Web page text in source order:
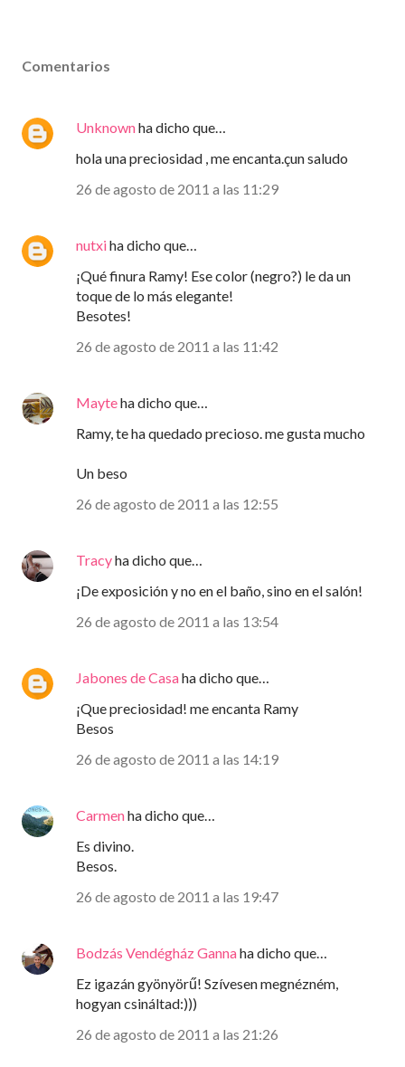
Comentarios
Unknownha dicho que…
hola una preciosidad , me encanta.çun saludo
26 de agosto de 2011 a las 11:29
nutxiha dicho que…
¡Qué finura Ramy! Ese color (negro?) le da un
toque de lo más elegante!
Besotes!
26 de agosto de 2011 a las 11:42
Mayteha dicho que…
Ramy, te ha quedado precioso. me gusta mucho
Un beso
26 de agosto de 2011 a las 12:55
Tracyha dicho que…
¡De exposición y no en el baño, sino en el salón!
26 de agosto de 2011 a las 13:54
Jabones de Casaha dicho que…
¡Que preciosidad! me encanta Ramy
Besos
26 de agosto de 2011 a las 14:19
Carmenha dicho que…
Es divino.
Besos.
26 de agosto de 2011 a las 19:47
Bodzás Vendégház Gannaha dicho que…
Ez igazán gyönyörű! Szívesen megnézném,
hogyan csináltad:)))
26 de agosto de 2011 a las 21:26